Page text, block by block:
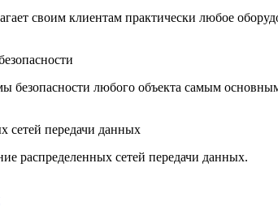
своим клиентам практически любое
безопасности любого объекта самым
сетей передачи данных
распределенных сетей передачи данных.